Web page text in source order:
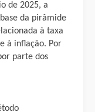
de 2025, a
da pirâmide
à taxa
à inflação. Por
parte dos